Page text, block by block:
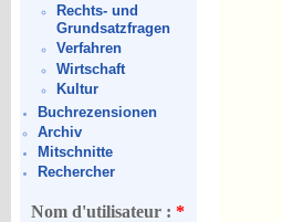
Rechts- und
Grundsatzfragen
Verfahren
Wirtschaft
Kultur
Buchrezensionen
Archiv
Mitschnitte
Rechercher
Nom d'utilisateur :*